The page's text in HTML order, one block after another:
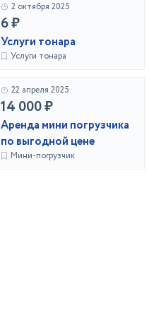
2 октября 2025
6 ₽
Услуги тонара
Услуги тонара
22 апреля 2025
14 000 ₽
Аренда мини погрузчика
по выгодной цене
Мини-погрузчик